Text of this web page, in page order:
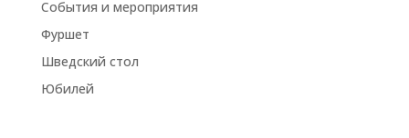
События и мероприятия
Фуршет
Шведский стол
Юбилей